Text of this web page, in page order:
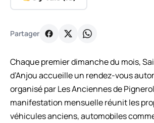
Partager
Chaque premier dimanche du mois,
d’Anjou accueille un rendez-vous
organisé par Les Anciennes de
manifestation mensuelle réunit les
véhicules anciens, automobiles